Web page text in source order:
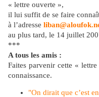
« lettre ouverte »,
il lui suffit de se faire
à l’adresse
au plus tard, le 14 juillet
***
A tous les amis :
Faites parvenir cette «
connaissance.
"On dirait que c’est